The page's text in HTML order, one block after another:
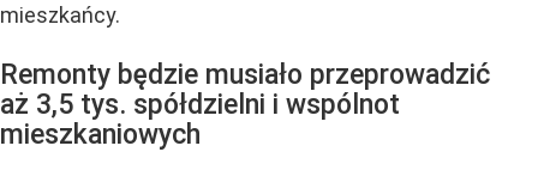
mieszkańcy.
Remonty będzie musiało przeprowadzić
aż 3,5 tys. spółdzielni i wspólnot
mieszkaniowych